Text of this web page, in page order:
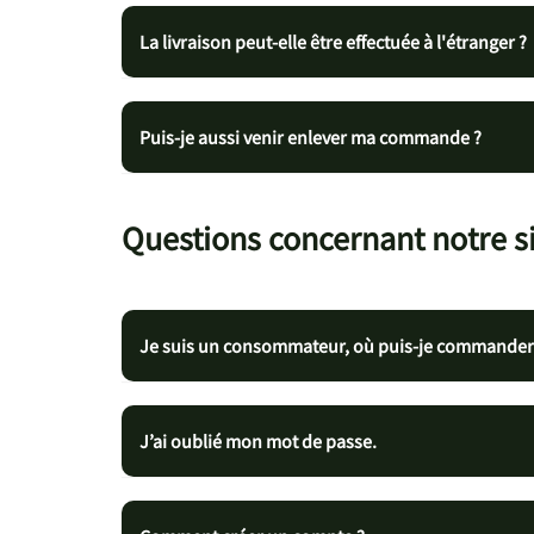
La livraison peut-elle être effectuée à l'étranger ?
Puis-je aussi venir enlever ma commande ?
Questions concernant notre
Je suis un consommateur, où puis-je
J’ai oublié mon mot de passe.